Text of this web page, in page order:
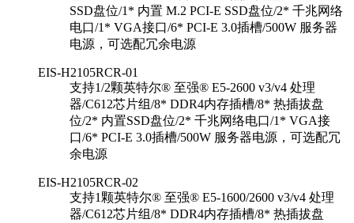
SSD盘位/1* 内置 M.2 PCI-E SSD盘位/2* 千兆网络
电口/1* VGA接口/6* PCI-E 3.0插槽/500W 服务器
电源，可选配冗余电源
EIS-H2105RCR-01
支持1/2颗英特尔® 至强® E5-2600 v3/v4 处理
器/C612芯片组/8* DDR4内存插槽/8* 热插拔盘
位/2* 内置SSD盘位/2* 千兆网络电口/1* VGA接
口/6* PCI-E 3.0插槽/500W 服务器电源，可选配冗
余电源
EIS-H2105RCR-02
支持1颗英特尔® 至强® E5-1600/2600 v3/v4 处理
器/C612芯片组/8* DDR4内存插槽/8* 热插拔盘